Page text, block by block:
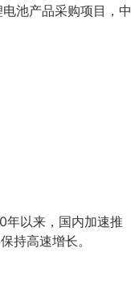
池产品采购项目，中
年以来，国内加速推
持高速增长。